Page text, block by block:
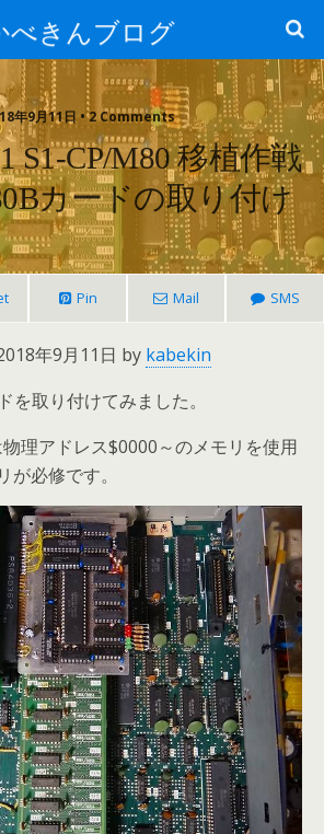
べきんブログ
年9月11日 • 2 Comments
S1-CP/M80 移植作戦
カードの取り付け
Pin Mail SMS
年9月11日 by kabekin
を取り付けてみました。
理アドレス$0000～のメモリを使用
必修です。